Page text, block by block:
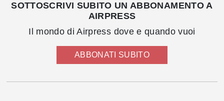
SOTTOSCRIVI SUBITO UN ABBONAMENTO A
AIRPRESS
Il mondo di Airpress dove e quando vuoi
ABBONATI SUBITO